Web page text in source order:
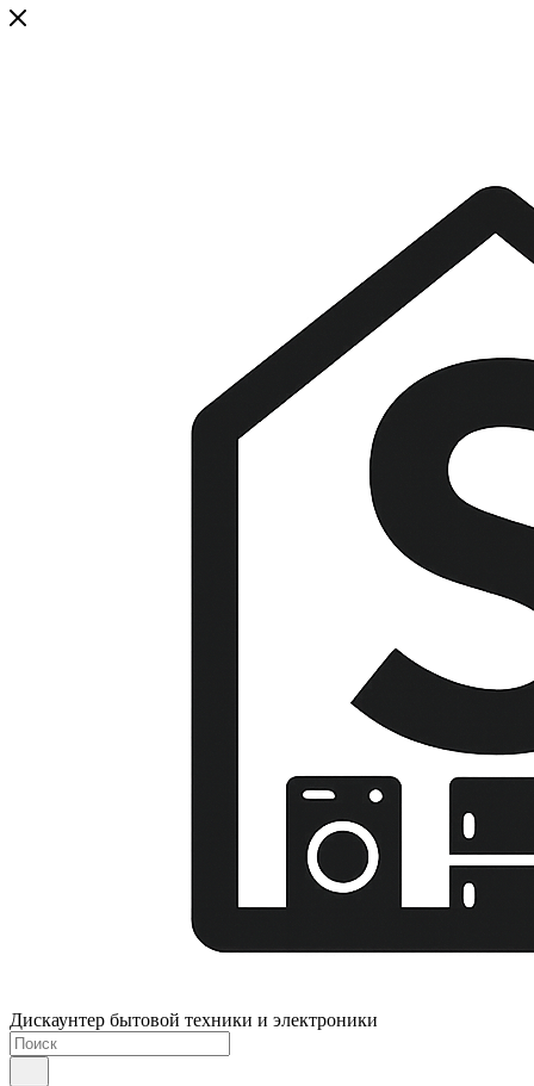
Дискаунтер бытовой техники и электроники